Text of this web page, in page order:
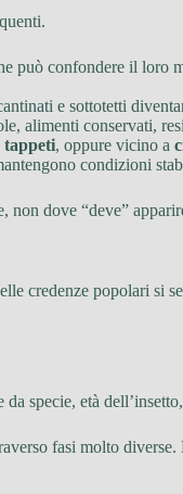
può confondere il loro
e sottotetti
alimenti conservati,
tappeti, oppure vicino a
condizioni
non dove “deve”
credenze popolari si
specie, età
fasi molto